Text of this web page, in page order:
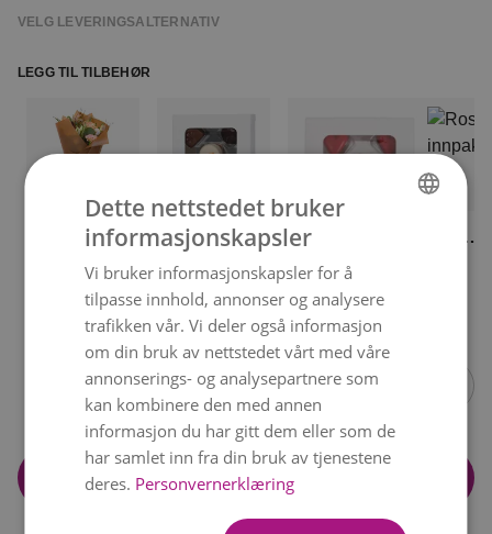
VELG LEVERINGSALTERNATIV
LEGG TIL TILBEHØR
Fin
kr 119 Sjokoladehjerter
kr 119
Legg i handlekurv
ENGLISH
Dette nettstedet bruker
informasjonskapsler
Vi bruker informasjonskapsler for å
tilpasse innhold, annonser og analysere
trafikken vår. Vi deler også informasjon
om din bruk av nettstedet vårt med våre
annonserings- og analysepartnere som
kan kombinere den med annen
informasjon du har gitt dem eller som de
har samlet inn fra din bruk av tjenestene
deres. Personvernerklæring